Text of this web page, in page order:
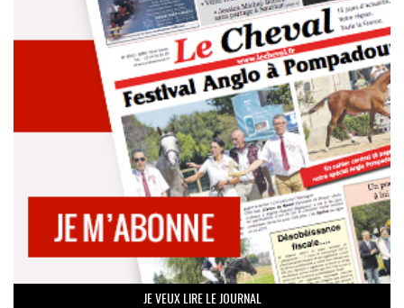
JE VEUX LIRE LE JOURNAL